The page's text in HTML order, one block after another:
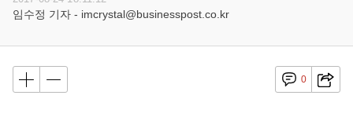
임수정 기자 - imcrystal@businesspost.co.kr
0